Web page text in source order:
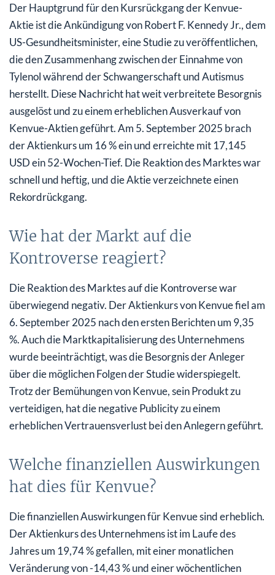
Der Hauptgrund für den Kursrückgang der Kenvue-
Aktie ist die Ankündigung von Robert F. Kennedy Jr., dem
US-Gesundheitsminister, eine Studie zu veröffentlichen,
die den Zusammenhang zwischen der Einnahme von
Tylenol während der Schwangerschaft und Autismus
herstellt. Diese Nachricht hat weit verbreitete Besorgnis
ausgelöst und zu einem erheblichen Ausverkauf von
Kenvue-Aktien geführt. Am 5. September 2025 brach
der Aktienkurs um 16 % ein und erreichte mit 17,145
USD ein 52-Wochen-Tief. Die Reaktion des Marktes war
schnell und heftig, und die Aktie verzeichnete einen
Rekordrückgang.
Wie hat der Markt auf die
Kontroverse reagiert?
Die Reaktion des Marktes auf die Kontroverse war
überwiegend negativ. Der Aktienkurs von Kenvue fiel am
6. September 2025 nach den ersten Berichten um 9,35
%. Auch die Marktkapitalisierung des Unternehmens
wurde beeinträchtigt, was die Besorgnis der Anleger
über die möglichen Folgen der Studie widerspiegelt.
Trotz der Bemühungen von Kenvue, sein Produkt zu
verteidigen, hat die negative Publicity zu einem
erheblichen Vertrauensverlust bei den Anlegern geführt.
Welche finanziellen Auswirkungen
hat dies für Kenvue?
Die finanziellen Auswirkungen für Kenvue sind erheblich.
Der Aktienkurs des Unternehmens ist im Laufe des
Jahres um 19,74 % gefallen, mit einer monatlichen
Veränderung von -14,43 % und einer wöchentlichen